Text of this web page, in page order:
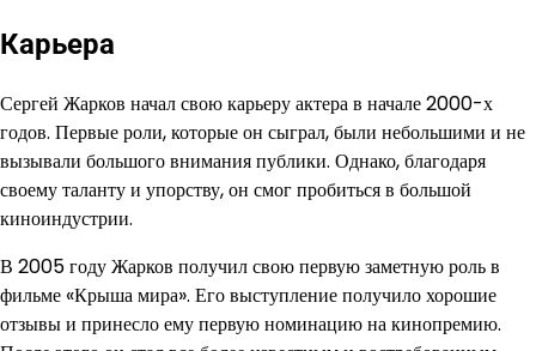
Карьера
Сергей Жарков начал свою карьеру актера в начале 2000-х
годов. Первые роли, которые он сыграл, были небольшими и не
вызывали большого внимания публики. Однако, благодаря
своему таланту и упорству, он смог пробиться в большой
киноиндустрии.
В 2005 году Жарков получил свою первую заметную роль в
фильме «Крыша мира». Его выступление получило хорошие
отзывы и принесло ему первую номинацию на кинопремию.